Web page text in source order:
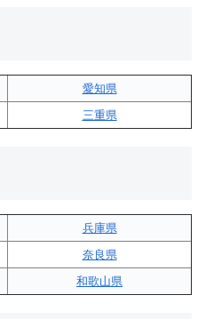
愛知県
三重県
兵庫県
奈良県
和歌山県